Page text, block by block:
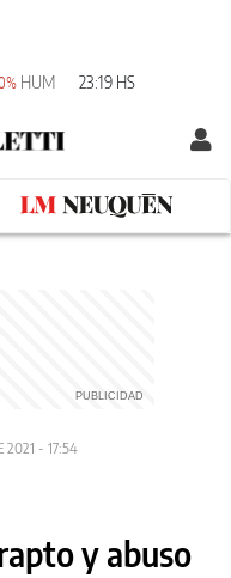
HUM 23:19 HS
2021 - 17:54
y abuso